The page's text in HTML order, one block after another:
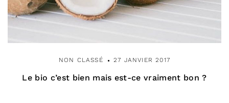
NON CLASSÉ 27 JANVIER 2017
Le bio c’est bien mais est-ce vraiment bon ?